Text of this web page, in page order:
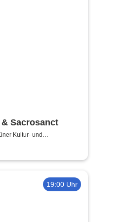
Sacrosanct
Kultur- und
19:00 Uhr